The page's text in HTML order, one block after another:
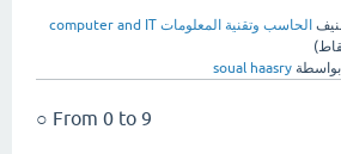
الحاسب وتقنية المعلومات computer and IT
بواسطة soual haasry
From 0 to 9 ○